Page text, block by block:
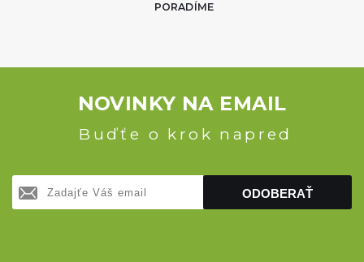
PORADÍME
NOVINKY NA EMAIL
Buďťe o krok napred
ODOBERAŤ